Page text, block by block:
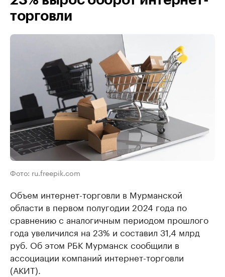
торговли
Фото: ru.freepik.com
Объем интернет-торговли в Мурманской
области в первом полугодии 2024 года по
сравнению с аналогичным периодом прошлого
года увеличился на 23% и составил 31,4 млрд
руб. Об этом РБК Мурманск сообщили в
ассоциации компаний интернет-торговли
(АКИТ).